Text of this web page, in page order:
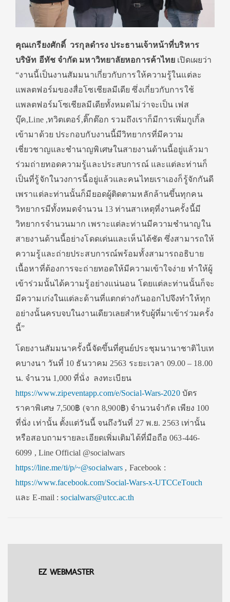
คุณเกรียงศักดิ์ วรกุลดำรง ประธานเจ้าหน้าที่บริหาร
บริษัท อีทัช จำกัด มหาวิทยาลัยหอการค้าไทย เปิดเผยว่า
“งานนี้เป็นงานสัมมนาเกี่ยวกับการให้ความรู้ในแต่ละ
แพลตฟอร์มของสื่อโซเชียลมีเดีย ซึ่งเกี่ยวกับการใช้
แพลตฟอร์มโซเชียลมีเดียทั้งหมดไม่ว่าจะเป็น เฟส
บุ๊ค,Line ,ทวิตเตอร์,ติ๊กต๊อก รวมถึงเราก็มีการเพิ่มกูเกิ้ล
เข้ามาด้วย ประกอบกับงานนี้มีวิทยากรที่มีความ
เชี่ยวชาญและชำนาญพิเศษในสายงานด้านนี้อยู่แล้วมา
ร่วมถ่ายทอดความรู้และประสบการณ์ และแต่ละท่านก็
เป็นที่รู้จักในวงการนี้อยู่แล้วและคนไทยเราเองก็รู้จักกันดี
เพราแต่ละท่านนั้นก็มียอดผู้ติดตามหลักล้านขึ้นทุกคน
วิทยากรมีทั้งหมดจำนวน 13 ท่านสาเหตุที่งานครั้งนี้มี
วิทยากรจำนวนมาก เพราะแต่ละท่านมีความชำนาญใน
สายงานด้านนี้อย่างโดดเด่นและเห็นได้ชัด ซึ่งสามารถให้
ความรู้และถ่ายประสบการณ์พร้อมทั้งสามารถอธิบาย
เนื้อหาที่ต้องการจะถ่ายทอดให้มีความเข้าใจง่าย ทำให้ผู้
เข้าร่วมนั้นได้ความรู้อย่างแน่นอน โดยแต่ละท่านนั้นก็จะ
มีความเก่งในแต่ละด้านที่แตกต่างกันออกไปจึงทำให้ทุก
อย่างนั้นครบจบในงานเดียวเลยสำหรับผู้ที่มาเข้าร่วมครั้ง
นี้”
โดยงานสัมมนาครั้งนี้จัดขึ้นที่ศูนย์ประชุมนานาชาติไบเท
คบางนา วันที่ 10 ธันวาคม 2563 ระยะเวลา 09.00 – 18.00
น. จำนวน 1,000 ที่นั่ง ลงทะเบียน
https://www.zipeventapp.com/e/Social-Wars-2020บัตร
ราคาพิเศษ 7,500฿ (จาก 8,900฿) จำนวนจำกัด เพียง 100
ที่นั่ง เท่านั้น ตั้งแต่วันนี้ จนถึงวันที่ 27 พ.ย. 2563 เท่านั้น
หรือสอบถามรายละเอียดเพิ่มเติมได้ที่มือถือ 063-446-
6099 , Line Official @socialwars
https://line.me/ti/p/~@socialwars , Facebook :
https://www.facebook.com/Social-Wars-x-UTCCeTouch
และ E-mail :socialwars@utcc.ac.th
EZ WEBMASTER